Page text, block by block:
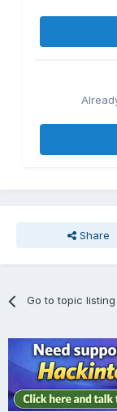
Share
Go to topic listing